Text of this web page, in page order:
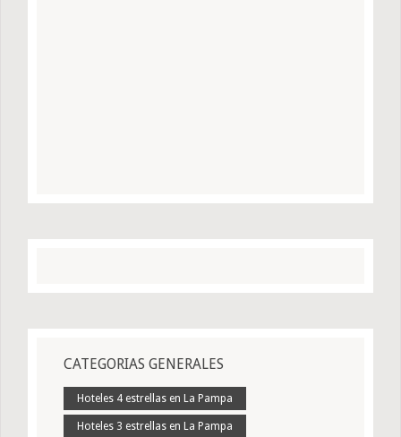
CATEGORIAS GENERALES
Hoteles 4 estrellas en La Pampa
Hoteles 3 estrellas en La Pampa